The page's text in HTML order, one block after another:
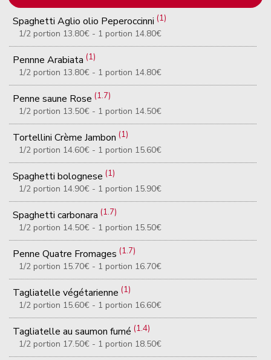
Spaghetti Aglio olio Peperoccinni(1)
1/2 portion 13.80€ - 1 portion 14.80€
Pennne Arabiata(1)
1/2 portion 13.80€ - 1 portion 14.80€
Penne saune Rose(1.7)
1/2 portion 13.50€ - 1 portion 14.50€
Tortellini Crème Jambon(1)
1/2 portion 14.60€ - 1 portion 15.60€
Spaghetti bolognese(1)
1/2 portion 14.90€ - 1 portion 15.90€
Spaghetti carbonara(1.7)
1/2 portion 14.50€ - 1 portion 15.50€
Penne Quatre Fromages(1.7)
1/2 portion 15.70€ - 1 portion 16.70€
Tagliatelle végétarienne(1)
1/2 portion 15.60€ - 1 portion 16.60€
Tagliatelle au saumon fumé(1.4)
1/2 portion 17.50€ - 1 portion 18.50€